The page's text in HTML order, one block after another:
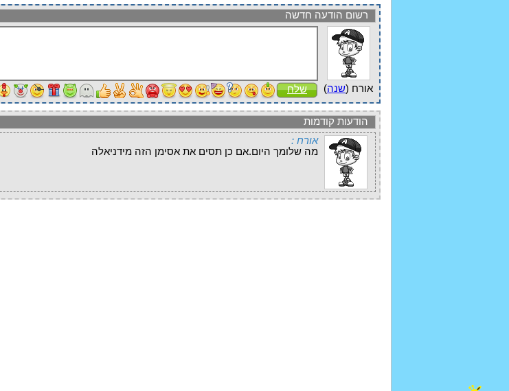
רשום הודעה חדשה
אורח (שנה) שלח
הודעות קודמות
אורח :
מה שלומך היום.אם כן תסים את אסימן הזה מידניאלה